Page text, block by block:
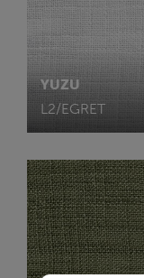
YUZU
L2/EGRET